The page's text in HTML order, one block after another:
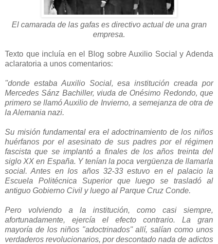
El camarada de las gafas es directivo actual de una gran
empresa.
Texto que incluía en el Blog sobre Auxilio Social y Adenda
aclaratoria a unos comentarios:
"donde estaba Auxilio Social, esa institución creada por
Mercedes Sánz Bachiller, viuda de Onésimo Redondo, que
primero se llamó Auxilio de Invierno, a semejanza de otra de
la Alemania nazi.
Su misión fundamental era el adoctrinamiento de los niños
huérfanos por el asesinato de sus padres por el régimen
fascista que se implantó a finales de los años treinta del
siglo XX en España. Y tenían la poca vergüenza de llamarla
social. Antes en los años 32-33 estuvo en el palacio la
Escuela Politécnica Superior que luego se trasladó al
antiguo Gobierno Civil y luego al Parque Cruz Conde.
Pero volviendo a la institución, como casi siempre,
afortunadamente, ejercía el efecto contrario. La gran
mayoría de los niños "adoctrinados" allí, salían como unos
verdaderos revolucionarios, por descontado nada de adictos